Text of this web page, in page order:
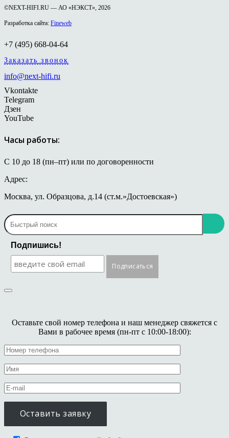
©NEXT-HIFI.RU — АО «НЭКСТ», 2026
Разработка сайта: Fineweb
+7 (495) 668-04-64
Заказать звонок
info@next-hifi.ru
Vkontakte
Telegram
Дзен
YouTube
Часы работы:
С 10 до 18 (пн–пт) или по договоренности
Адрес:
Москва, ул. Образцова, д.14 (ст.м.»Достоевская»)
Подпишись!
Оставьте свой номер телефона и наш менеджер свяжется с
Вами в рабочее время (пн-пт с 10:00-18:00):